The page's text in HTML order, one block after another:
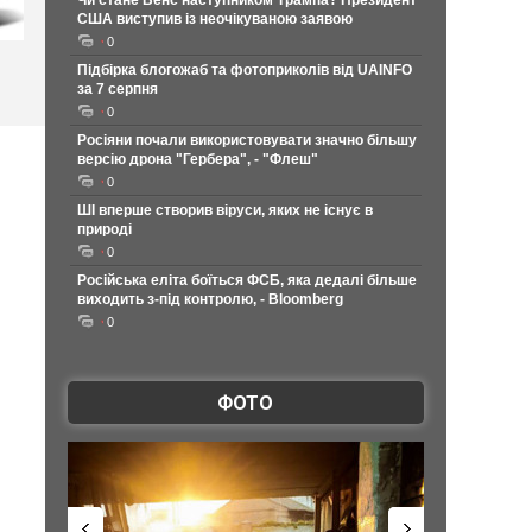
США виступив із неочікуваною заявою
0
Підбірка блогожаб та фотоприколів від UAINFO
за 7 серпня
0
Росіяни почали використовувати значно більшу
версію дрона "Гербера", - "Флеш"
0
ШІ вперше створив віруси, яких не існує в
природі
0
Російська еліта боїться ФСБ, яка дедалі більше
виходить з-під контролю, - Bloomberg
0
ФОТО